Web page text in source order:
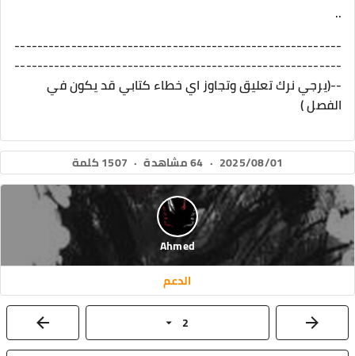
..
----------------------------------------------------------
----------------------------------------------------------
--(يرجي نرك تعليق وتجاوز اي خطاء كتابي قد يكون في
الفصل )
2025/08/01
· 64 مشاهدة · 1507 كلمة
Ahmed
الدعم
2